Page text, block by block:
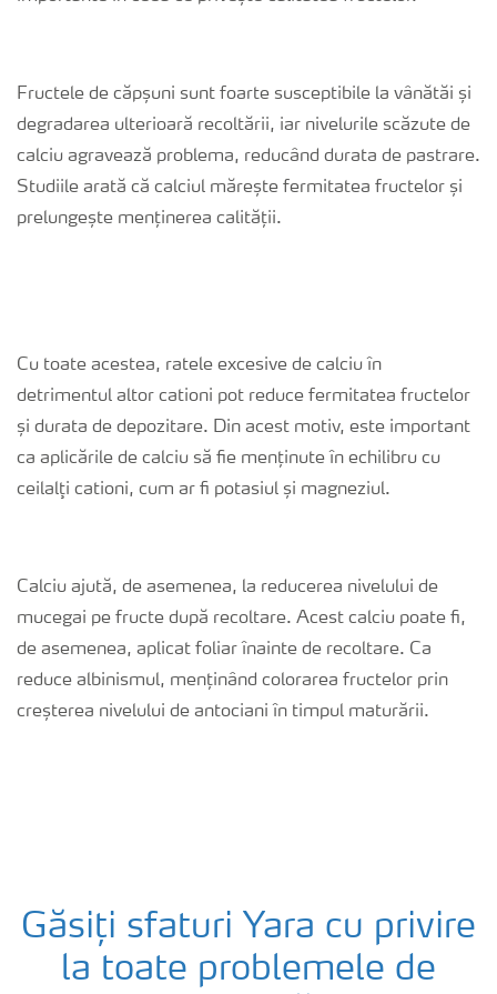
Fructele de căpșuni sunt foarte susceptibile la vânătăi și
degradarea ulterioară recoltării, iar nivelurile scăzute de
calciu agravează problema, reducând durata de pastrare.
Studiile arată că calciul mărește fermitatea fructelor și
prelungește menținerea calității.
Cu toate acestea, ratele excesive de calciu în
detrimentul altor cationi pot reduce fermitatea fructelor
și durata de depozitare. Din acest motiv, este important
ca aplicările de calciu să fie menținute în echilibru cu
ceilalţi cationi, cum ar fi potasiul și magneziul.
Calciu ajută, de asemenea, la reducerea nivelului de
mucegai pe fructe după recoltare. Acest calciu poate fi,
de asemenea, aplicat foliar înainte de recoltare. Ca
reduce albinismul, menținând colorarea fructelor prin
creșterea nivelului de antociani în timpul maturării.
Găsiți sfaturi Yara cu privire
la toate problemele de